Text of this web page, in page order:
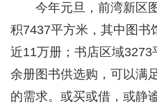
今年元旦，前湾新区
积7437平方米，其中图书
近11万册；书店区域
余册图书供选购，可以满
的需求。或买或借，或静